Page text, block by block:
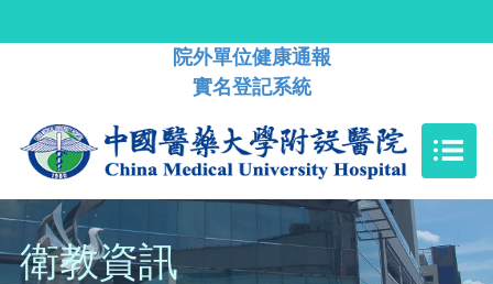
院外單位健康通報
實名登記系統
衛教資訊